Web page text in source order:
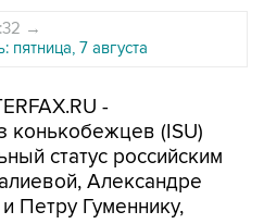
→
7 августа
-
(ISU)
статус российским
Александре
Петру Гуменнику,